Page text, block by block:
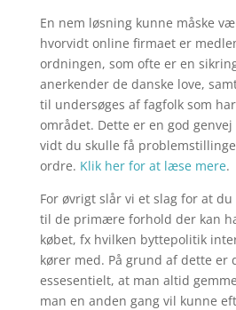
En nem løsning kunne måske
hvorvidt online firmaet er
ordningen, som ofte er en
anerkender de danske love,
til undersøges af fagfolk som
området. Dette er en god
vidt du skulle få
ordre. Klik her for at læse mere.
For øvrigt slår vi et slag for at
til de primære forhold der kan
købet, fx hvilken byttepolitik
kører med. På grund af dette er
essesentielt, at man altid
man en anden gang vil kunne